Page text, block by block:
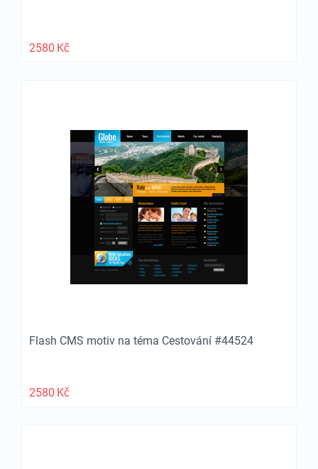
2580 Kč
Flash CMS motiv na téma Cestování #44524
2580 Kč